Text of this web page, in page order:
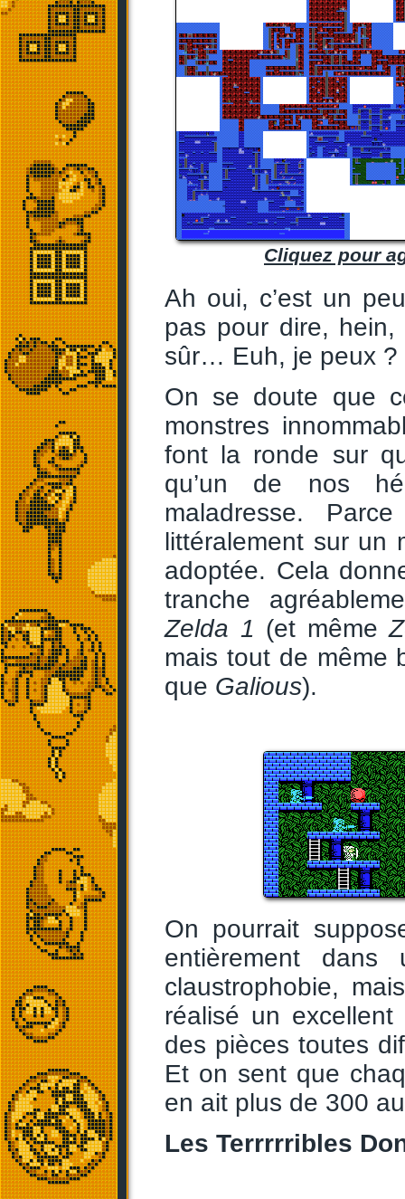
Cliquez pour
Ah oui, c’est un
pas pour dire, hein,
sûr… Euh, je peux ?
On se doute que
monstres
font la ronde sur
qu’un de nos
maladresse.
littéralement sur un
adoptée. Cela
tranche
Zelda 1 (et même
mais tout de même
que Galious).
On pourrait
entièrement
claustrophobie,
réalisé un
des pièces toutes
Et on sent que
en ait plus de 300
Les Terrrrribles